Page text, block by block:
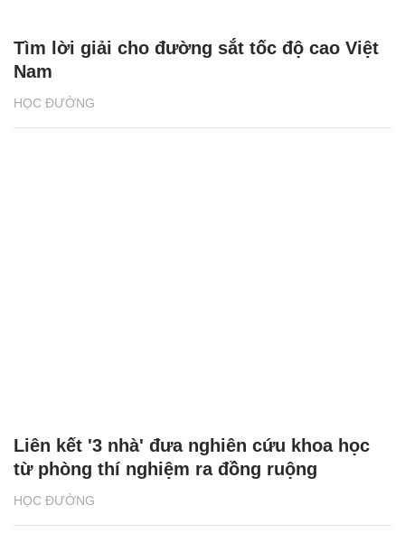
HỌC ĐƯỜNG
Tìm lời giải cho đường sắt tốc độ cao Việt
Nam
HỌC ĐƯỜNG
Liên kết '3 nhà' đưa nghiên cứu khoa học
từ phòng thí nghiệm ra đồng ruộng